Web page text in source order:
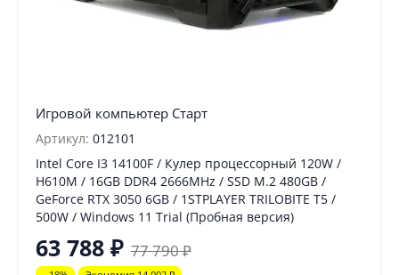
Игровой компьютер Старт
Артикул: 012101
Intel Core I3 14100F / Кулер процессорный 120W /
H610M / 16GB DDR4 2666MHz / SSD M.2 480GB /
GeForce RTX 3050 6GB / 1STPLAYER TRILOBITE T5 /
500W / Windows 11 Trial (Пробная версия)
63 788 ₽ 77 790₽